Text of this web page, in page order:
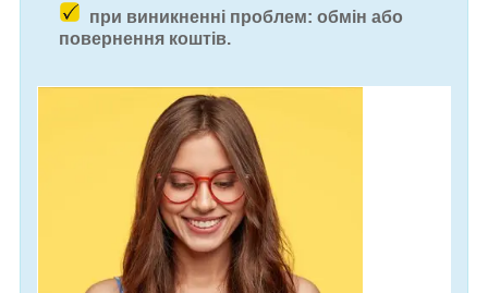
при виникненні проблем: обмін або
повернення коштів.